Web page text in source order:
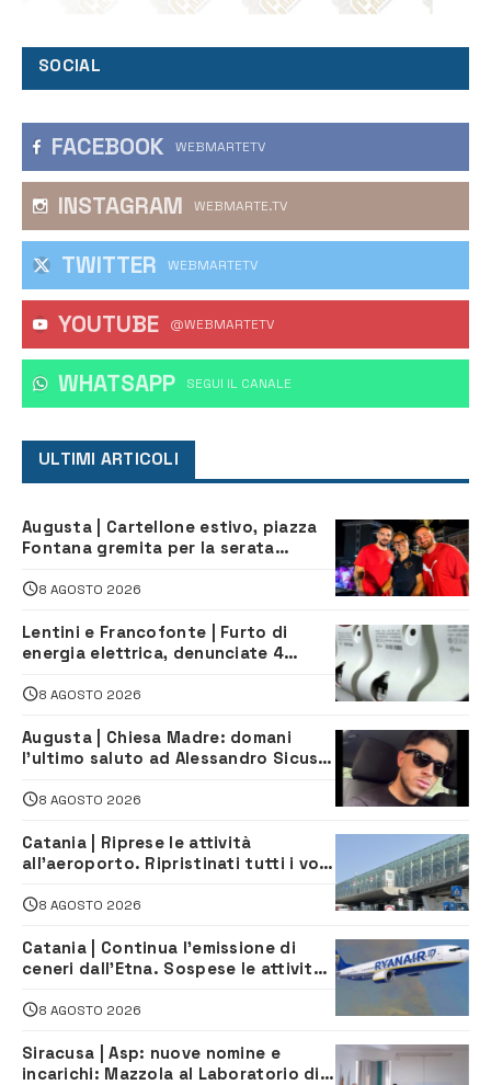
SOCIAL
FACEBOOK WEBMARTETV
INSTAGRAM WEBMARTE.TV
TWITTER WEBMARTETV
YOUTUBE @WEBMARTETV
WHATSAPP ‎SEGUI IL CANALE
ULTIMI ARTICOLI
Augusta | Cartellone estivo, piazza
Fontana gremita per la serata
8 AGOSTO 2026
Lentini e Francofonte | Furto di
energia elettrica, denunciate 4
8 AGOSTO 2026
Augusta | Chiesa Madre: domani
l’ultimo saluto ad Alessandro Sicuso,
8 AGOSTO 2026
Catania | Riprese le attività
all’aeroporto. Ripristinati tutti i voli
8 AGOSTO 2026
Catania | Continua l’emissione di
ceneri dall’Etna. Sospese le attività
8 AGOSTO 2026
Siracusa | Asp: nuove nomine e
incarichi: Mazzola al Laboratorio di